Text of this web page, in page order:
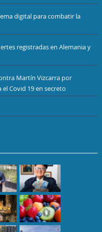
digital para combatir la
registradas en Alemania y
Martín Vizcarra por
Covid 19 en secreto